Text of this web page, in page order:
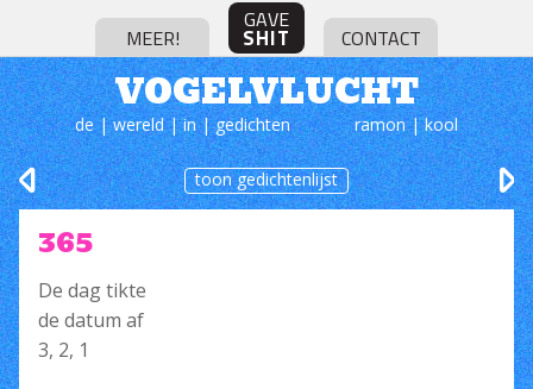
MEER!
GAVE
SHIT CONTACT
VOGELVLUCHT
de | wereld | in | gedichten ramon | kool
toon gedichtenlijst
365
De dag tikte
de datum af
3, 2, 1